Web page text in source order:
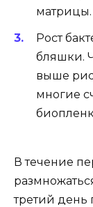
матрицы.
Рост
бляшки.
выше
многие
В течение
третий день